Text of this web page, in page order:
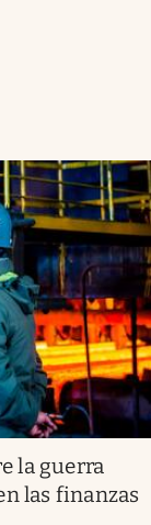
la guerra
las finanzas